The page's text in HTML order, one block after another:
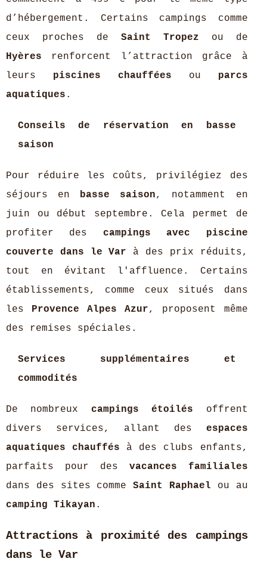
d’hébergement. Certains campings comme
ceux proches de Saint Tropez ou de
Hyères renforcent l’attraction grâce à
leurs piscines chauffées ou parcs
aquatiques .
Conseils de réservation en basse
saison
Pour réduire les coûts, privilégiez des
séjours en basse saison, notamment en
juin ou début septembre. Cela permet de
profiter des campings avec piscine
couverte dans le Var à des prix réduits,
tout en évitant l'affluence. Certains
établissements, comme ceux situés dans
les Provence Alpes Azur, proposent même
des remises spéciales.
Services supplémentaires et
commodités
De nombreux campings étoilés offrent
divers services, allant des espaces
aquatiques chauffés à des clubs enfants,
parfaits pour des vacances familiales
dans des sites commeSaint Raphael ou au
camping Tikayan .
Attractions à proximité des campings
dans le Var